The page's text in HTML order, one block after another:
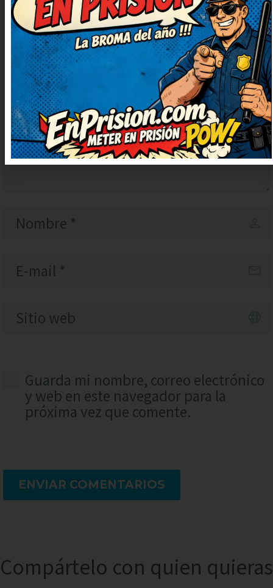
Guarda mi nombre, correo electrónico
y web en este navegador para la
próxima vez que comente.
ENVIAR COMENTARIOS
Compártelo con quien quieras